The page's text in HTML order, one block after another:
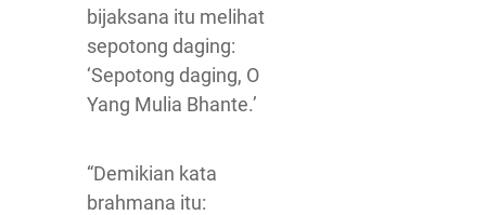
bijaksana itu melihat
sepotong daging:
‘Sepotong daging, O
Yang Mulia Bhante.’
“Demikian kata
brahmana itu: